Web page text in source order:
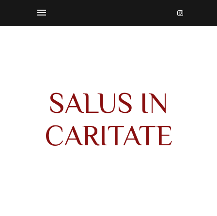
SALUS IN
CARITATE